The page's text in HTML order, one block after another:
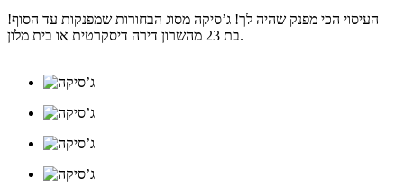
העיסוי הכי מפנק שהיה לך! ג’סיקה מסוג הבחורות שמפנקות עד הסוף!
בת 23 מהשרון דירה דיסקרטית או בית מלון.